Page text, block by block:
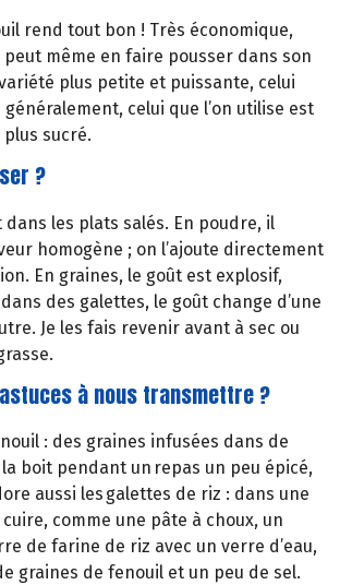
rend tout bon ! Très économique,
même en faire pousser dans son
plus petite et puissante, celui
celui que l’on utilise est
sucré.
?
dans les plats salés. En poudre, il
homogène ; on l’ajoute directement
En graines, le goût est explosif,
des galettes, le goût change d’une
Je les fais revenir avant à sec ou
à nous transmettre ?
: des graines infusées dans de
la boit pendant un repas un peu épicé,
aussi les galettes de riz : dans une
comme une pâte à choux, un
de farine de riz avec un verre d’eau,
graines de fenouil et un peu de sel.